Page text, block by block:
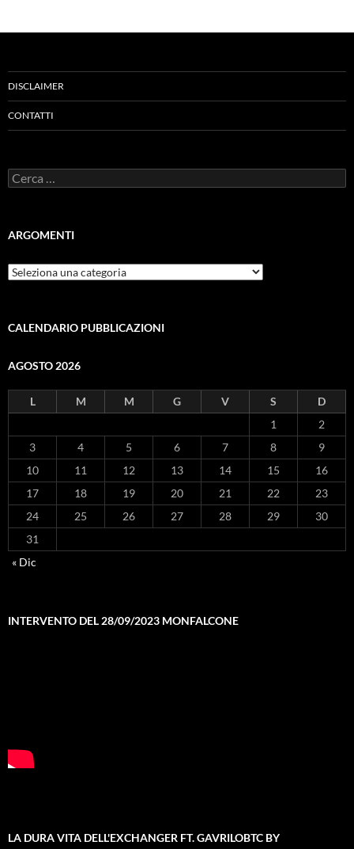
DISCLAIMER
CONTATTI
Ricerca
per:
ARGOMENTI
ARGOMENTI
CALENDARIO PUBBLICAZIONI
AGOSTO 2026
L M M G V S
D
1
2
3
4 5 6 7 8
9
10
11 12 13 14 15
16
17
18 19 20 21 22
23
24
25 26 27 28 29
30
31
« Dic
INTERVENTO DEL 28/09/2023 MONFALCONE
LA DURA VITA DELL'EXCHANGER FT. GAVRILOBTC BY